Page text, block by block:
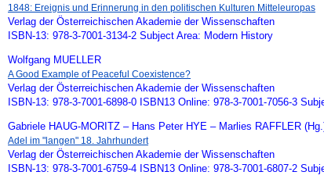
1848: Ereignis und Erinnerung in den politischen Kulturen Mitteleuropas
Verlag der Österreichischen Akademie der Wissenschaften
ISBN-13: 978-3-7001-3134-2 Subject Area: Modern History
Wolfgang MUELLER
A Good Example of Peaceful Coexistence?
Verlag der Österreichischen Akademie der Wissenschaften
ISBN-13: 978-3-7001-6898-0 ISBN13 Online: 978-3-7001-7056-3
Gabriele HAUG-MORITZ – Hans Peter HYE – Marlies RAFFLER
Adel im "langen" 18. Jahrhundert
Verlag der Österreichischen Akademie der Wissenschaften
ISBN-13: 978-3-7001-6759-4 ISBN13 Online: 978-3-7001-6807-2